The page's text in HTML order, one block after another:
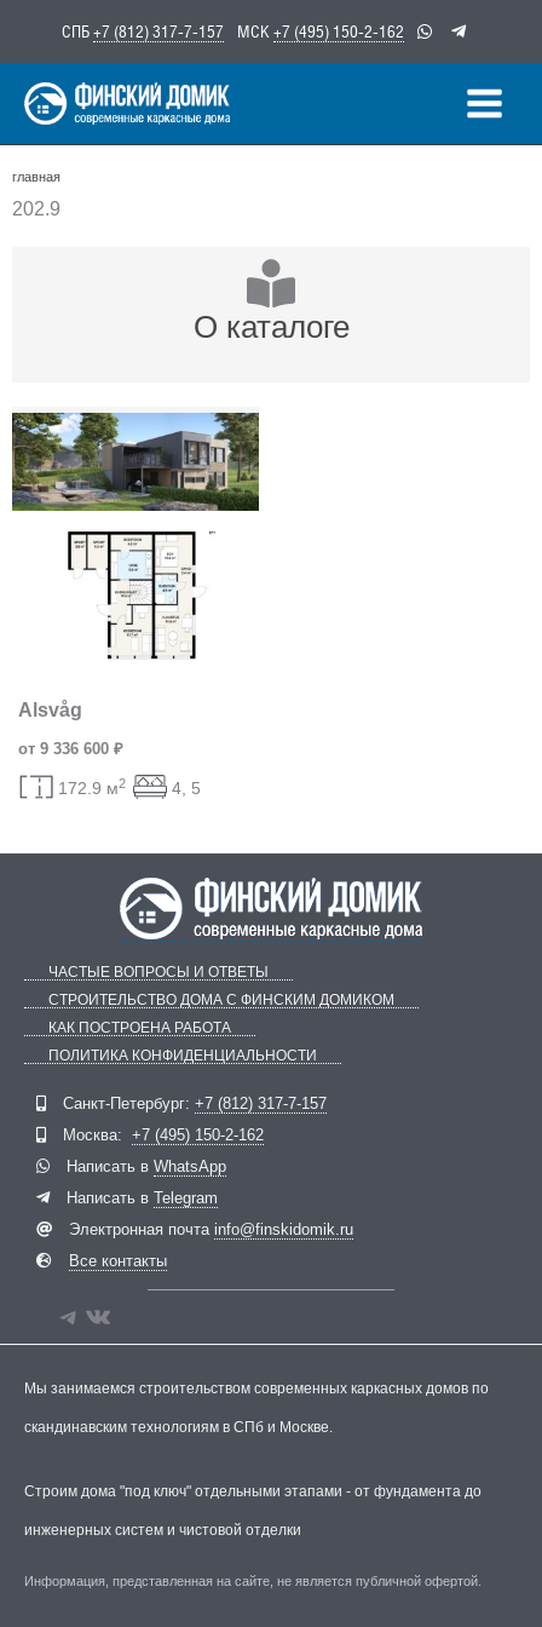
содержимому
СПБ+7 (812) 317-7-157 МСК +7 (495) 150-2-162
главная
202.9
О каталоге
Alsvåg
от 9 336 600 ₽
172.9 м2 4, 5
ЧАСТЫЕ ВОПРОСЫ И ОТВЕТЫ
СТРОИТЕЛЬСТВО ДОМА С ФИНСКИМ ДОМИКОМ
КАК ПОСТРОЕНА РАБОТА
ПОЛИТИКА КОНФИДЕНЦИАЛЬНОСТИ
Санкт-Петербург: +7 (812) 317-7-157
Москва: +7 (495) 150-2-162
Написать в WhatsApp
Написать в Telegram
Электронная почта info@finskidomik.ru
Все контакты
Мы занимаемся строительством современных каркасных домов по
скандинавским технологиям в СПб и Москве.
Строим дома "под ключ" отдельными этапами - от фундамента до
инженерных систем и чистовой отделки
Информация, представленная на сайте, не является публичной офертой.